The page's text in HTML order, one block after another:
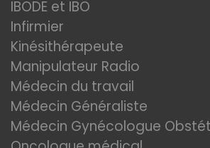
IBODE et IBO
Infirmier
Kinésithérapeute
Manipulateur Radio
Médecin du travail
Médecin Généraliste
Médecin Gynécologue